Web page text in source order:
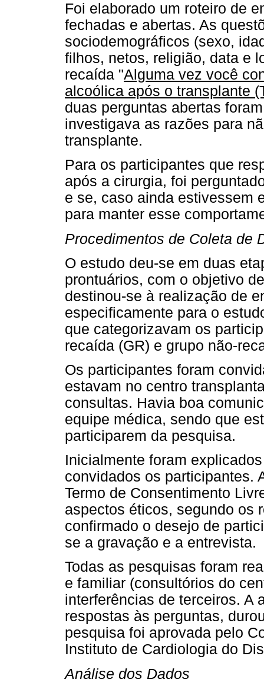
Foi elaborado um roteiro de
fechadas e abertas. As
sociodemográficos (sexo,
filhos, netos, religião, data e
recaída "Alguma vez você
alcoólica após o transplante
duas perguntas abertas
investigava as razões para
transplante.
Para os participantes que
após a cirurgia, foi
e se, caso ainda estivessem
para manter esse
Procedimentos de Coleta de
O estudo deu-se em duas
prontuários, com o objetivo
destinou-se à realização de
especificamente para o
que categorizavam os
recaída (GR) e grupo não-
Os participantes foram
estavam no centro
consultas. Havia boa
equipe médica, sendo que
participarem da pesquisa.
Inicialmente foram
convidados os participantes.
Termo de Consentimento
aspectos éticos, segundo os
confirmado o desejo de
se a gravação e a entrevista.
Todas as pesquisas foram
e familiar (consultórios do
interferências de terceiros. A
respostas às perguntas,
pesquisa foi aprovada pelo
Instituto de Cardiologia do
Análise dos Dados